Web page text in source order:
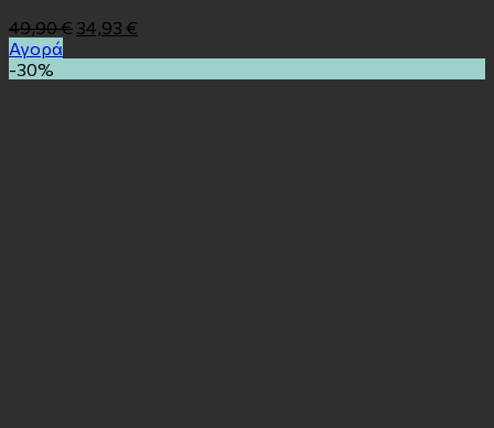
49,90€ 34,93 €
Αγορά
-30%